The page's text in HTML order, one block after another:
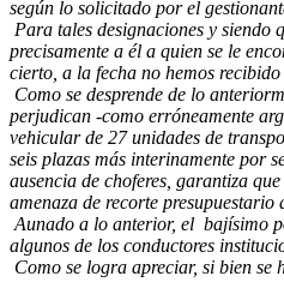
según lo solicitado por el
Para tales designaciones y
precisamente a él a quien se le
cierto, a la fecha no hemos
Como se desprende de lo
perjudican -como erróneamente
vehicular de 27 unidades de
seis plazas más interinamente por
ausencia de choferes, garantiza
amenaza de recorte presupuestario
Aunado a lo anterior, el bajísimo
algunos de los conductores
Como se logra apreciar, si bien se